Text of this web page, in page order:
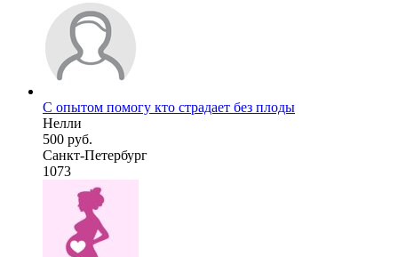
С опытом помогу кто страдает без плоды
Нелли
500 руб.
Санкт-Петербург
1073